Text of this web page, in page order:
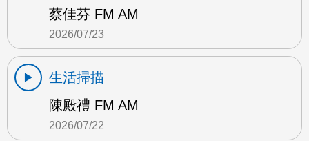
蔡佳芬 FM AM
2026/07/23
生活掃描
陳殿禮 FM AM
2026/07/22